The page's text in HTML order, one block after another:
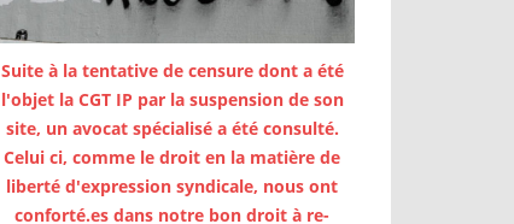
Suite à la tentative de censure dont a été
l'objet la CGT IP par la suspension de son
site, un avocat spécialisé a été consulté.
Celui ci, comme le droit en la matière de
liberté d'expression syndicale, nous ont
conforté.es dans notre bon droit à re-